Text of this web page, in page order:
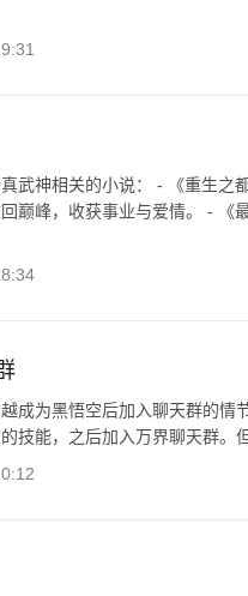
武神相关的小说： - 《重生之
巅峰，收获事业与爱情。 - 《
成为黑悟空后加入聊天群的情
技能，之后加入万界聊天群。